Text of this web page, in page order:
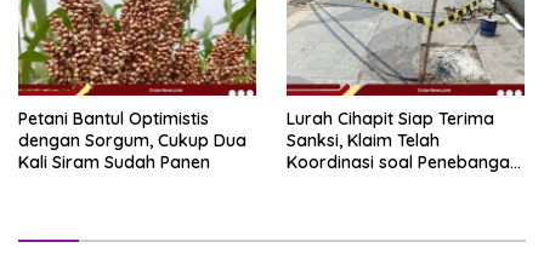
Petani Bantul Optimistis
dengan Sorgum, Cukup Dua
Kali Siram Sudah Panen
Lurah Cihapit Siap Terima
Sanksi, Klaim Telah
Koordinasi soal Penebangan